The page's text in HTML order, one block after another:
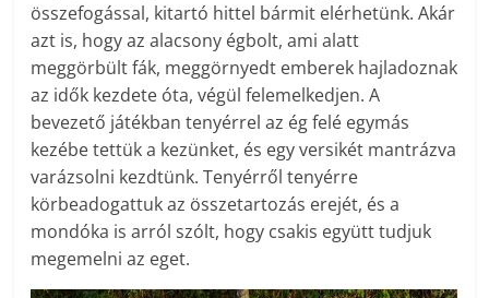
összefogással, kitartó hittel bármit elérhetünk. Akár
azt is, hogy az alacsony égbolt, ami alatt
meggörbült fák, meggörnyedt emberek hajladoznak
az idők kezdete óta, végül felemelkedjen. A
bevezető játékban tenyérrel az ég felé egymás
kezébe tettük a kezünket, és egy versikét mantrázva
varázsolni kezdtünk. Tenyérről tenyérre
körbeadogattuk az összetartozás erejét, és a
mondóka is arról szólt, hogy csakis együtt tudjuk
megemelni az eget.